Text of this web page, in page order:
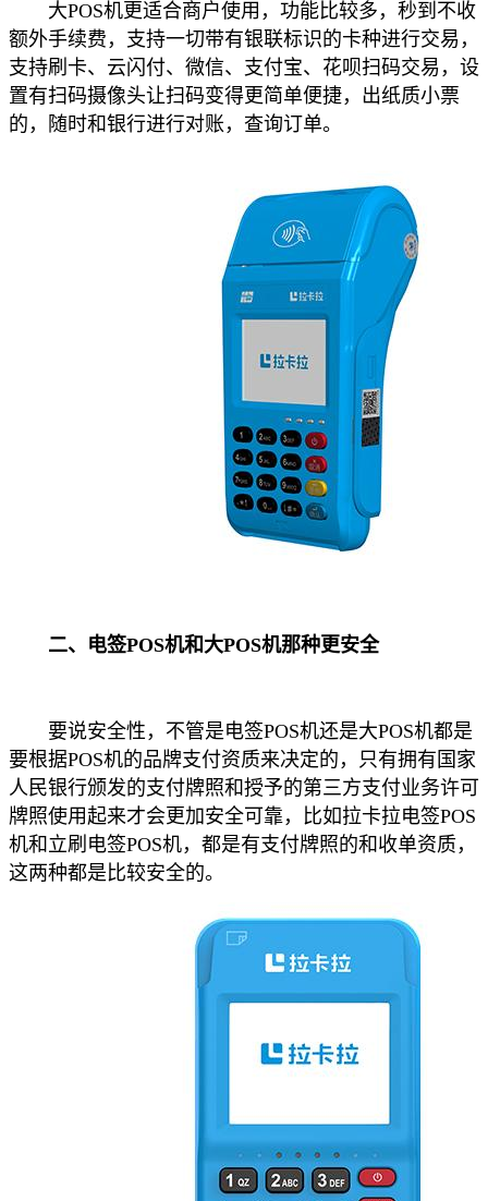
大POS机更适合商户使用，功能比较多，秒到不收
额外手续费，支持一切带有银联标识的卡种进行交易，
支持刷卡、云闪付、微信、支付宝、花呗扫码交易，设
置有扫码摄像头让扫码变得更简单便捷，出纸质小票
的，随时和银行进行对账，查询订单。
二、电签POS机和大POS机那种更安全
要说安全性，不管是电签POS机还是大POS机都是
要根据POS机的品牌支付资质来决定的，只有拥有国家
人民银行颁发的支付牌照和授予的第三方支付业务许可
牌照使用起来才会更加安全可靠，比如拉卡拉电签POS
机和立刷电签POS机，都是有支付牌照的和收单资质，
这两种都是比较安全的。